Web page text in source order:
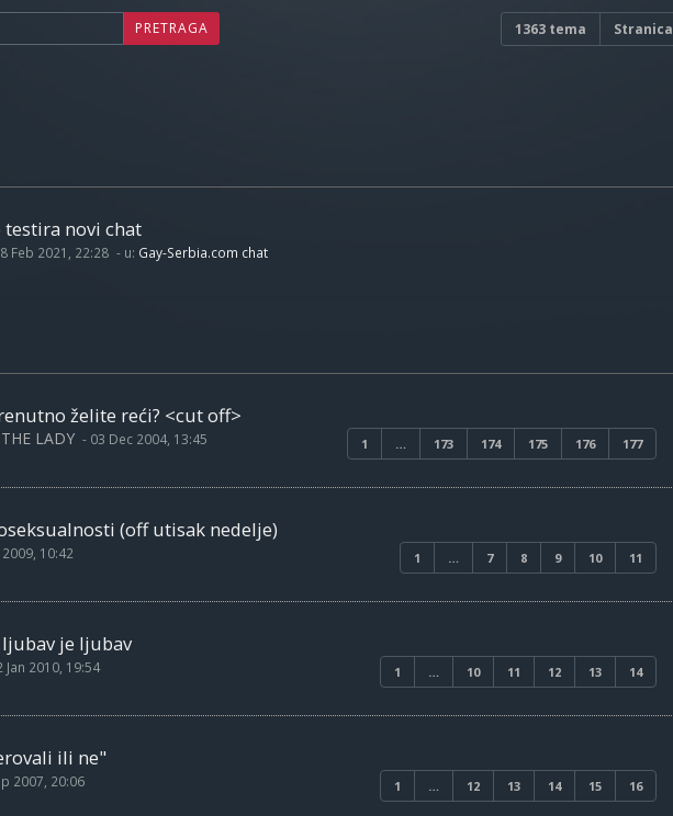
PRETRAGA 1363 tema Stranica
novi chat
Feb 2021, 22:28 - u: Gay-Serbia.com chat
želite reći? <cut off>
1 … 173 174 175 176 177
LADY - 03 Dec 2004, 13:45
(off utisak nedelje)
1 … 7 8 9 10 11
10:42
ljubav je ljubav
1 … 10 11 12 13 14
Jan 2010, 19:54
ili ne"
1 … 12 13 14 15 16
2007, 20:06